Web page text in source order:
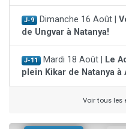
J-9 Dimanche 16 Août |
de Ungvar à Natanya!
J-11 Mardi 18 Août |
Le
plein Kikar de Natanya à
Voir tous les